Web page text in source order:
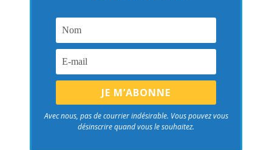
Avec nous, pas de courrier indésirable. Vous pouvez vous
désinscrire quand vous le souhaitez.